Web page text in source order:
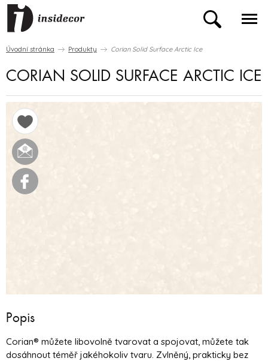
Úvodní stránka Produkty Corian Solid Surface Arctic Ice
CORIAN SOLID SURFACE ARCTIC ICE
Popis
Corian® můžete libovolně tvarovat a spojovat, můžete tak
dosáhnout téměř jakéhokoliv tvaru. Zvlněný, prakticky bez